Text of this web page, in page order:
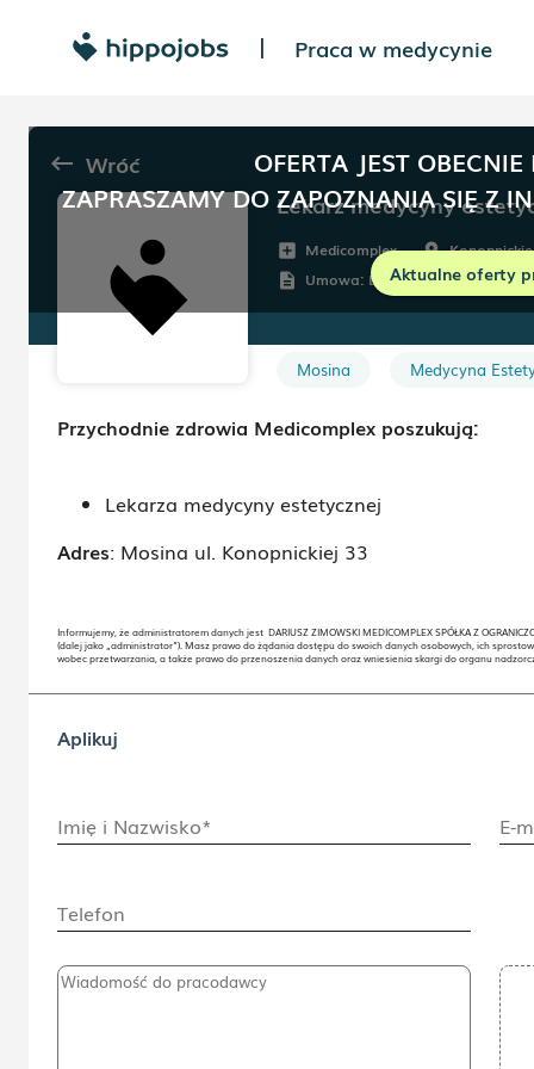
| Praca w medycynie
OFERTA JEST
ZAPRASZAMY DO ZAPOZNANIA SIĘ Z
Aktualne oferty
keyboard_backspace Wróć
Lekarz medycyny
add_box Medicomplex room
description Umowa: Dowolna
Mosina Medycyna
Przychodnie zdrowia Medicomplex poszukują:
Lekarza medycyny estetycznej
Adres: Mosina ul. Konopnickiej 33
Informujemy, że administratorem danych jest DARIUSZ ZIMOWSKI MEDICOMPLEX SPÓŁKA Z
(dalej jako „administrator”). Masz prawo do żądania dostępu do swoich danych osobowych, ich
wobec przetwarzania, a także prawo do przenoszenia danych oraz wniesienia skargi do organu
Aplikuj
Imię i Nazwisko* E-
Telefon